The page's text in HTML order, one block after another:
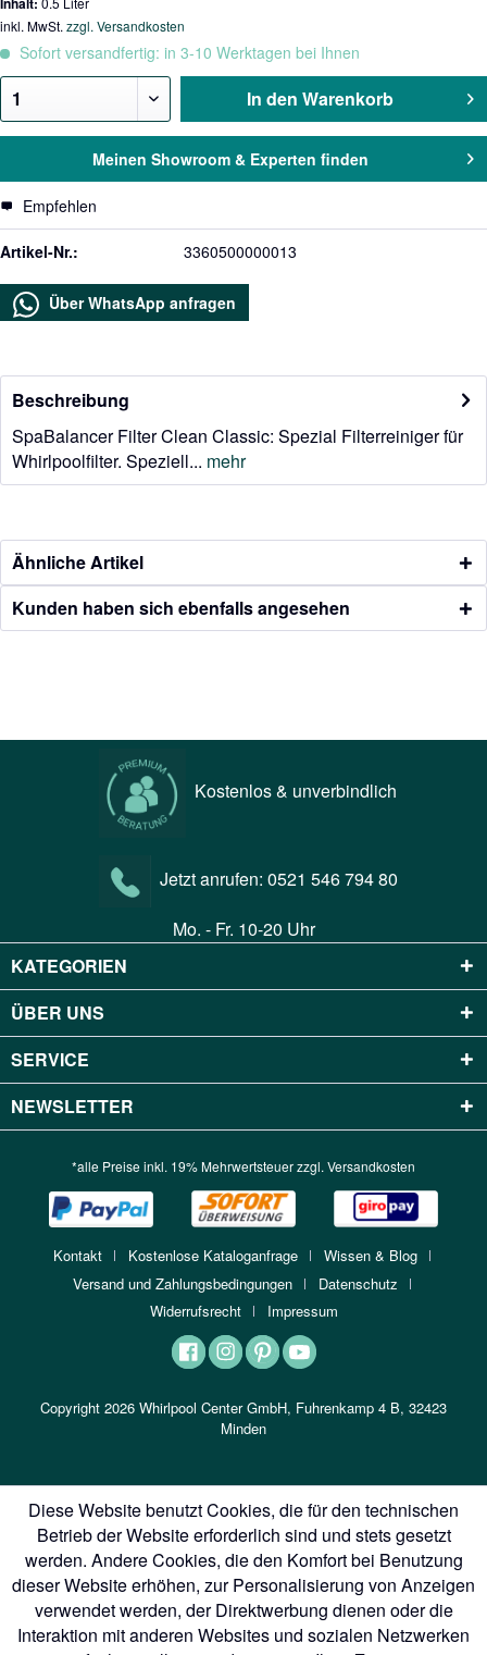
inkl. MwSt. zzgl. Versandkosten
Sofort versandfertig: in 3-10 Werktagen bei Ihnen
In den Warenkorb
Meinen Showroom & Experten finden
Empfehlen
Artikel-Nr.: 3360500000013
Über WhatsApp anfragen
Beschreibung
SpaBalancer Filter Clean Classic: Spezial Filterreiniger für
Whirlpoolfilter. Speziell... mehr
Ähnliche Artikel
Kunden haben sich ebenfalls angesehen
Kostenlos & unverbindlich
Jetzt anrufen: 0521 546 794 80
Mo. - Fr. 10-20 Uhr
KATEGORIEN
ÜBER UNS
SERVICE
NEWSLETTER
*alle Preise inkl. 19% Mehrwertsteuer zzgl. Versandkosten
Kontakt Kostenlose Kataloganfrage
Wissen & Blog
Versand und Zahlungsbedingungen
Datenschutz
Widerrufsrecht
Impressum
Copyright 2026 Whirlpool Center GmbH, Fuhrenkamp 4 B, 32423
Minden
Diese Website benutzt Cookies, die für den technischen
Betrieb der Website erforderlich sind und stets gesetzt
werden. Andere Cookies, die den Komfort bei Benutzung
dieser Website erhöhen, zur Personalisierung von Anzeigen
verwendet werden, der Direktwerbung dienen oder die
Interaktion mit anderen Websites und sozialen Netzwerken